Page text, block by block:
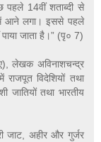
पहले 14वीं शताब्दी से
में आने लगा। इससे पहले
जाता है।” (पृ० 7)
लेखक अविनाशचन्द्र
विदेशियों तथा
जातियों तथा भारतीय
जाट, अहीर और गुर्जर